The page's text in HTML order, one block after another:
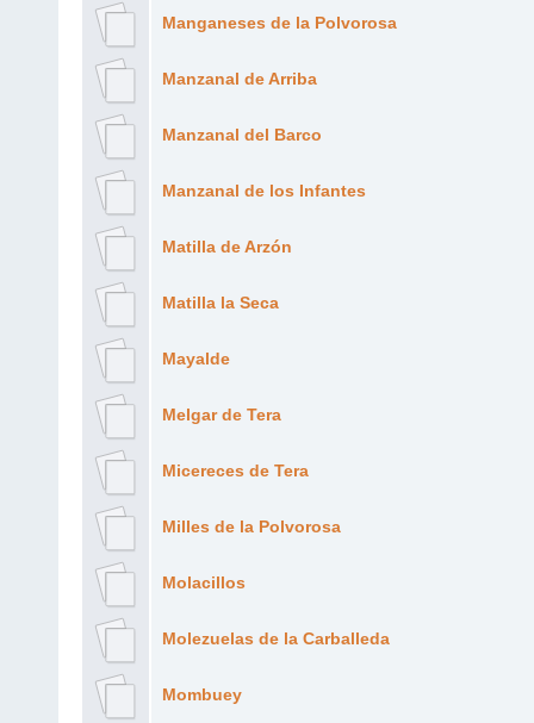
Manganeses de la Polvorosa
Manzanal de Arriba
Manzanal del Barco
Manzanal de los Infantes
Matilla de Arzón
Matilla la Seca
Mayalde
Melgar de Tera
Micereces de Tera
Milles de la Polvorosa
Molacillos
Molezuelas de la Carballeda
Mombuey